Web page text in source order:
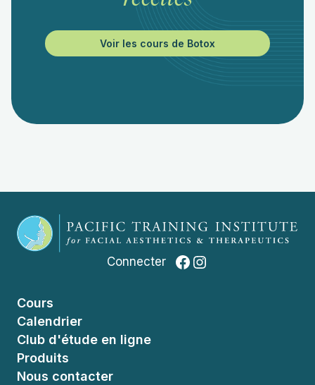
Voir les cours de Botox
Connecter Facebook
Instagram
Cours
Calendrier
Club d'étude en ligne
Produits
Nous contacter